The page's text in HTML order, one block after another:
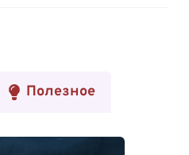
Полезное